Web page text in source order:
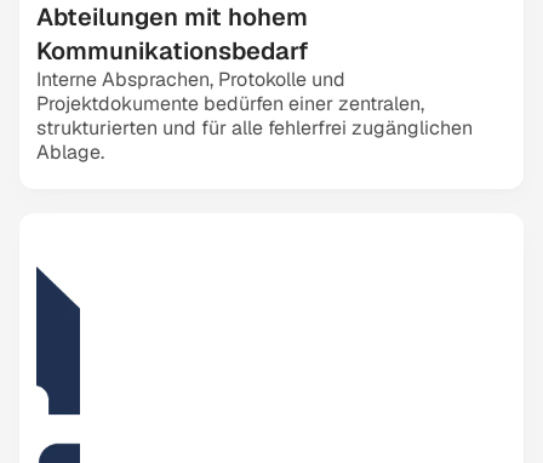
Abteilungen mit hohem
Kommunikationsbedarf
Interne Absprachen, Protokolle und
Projektdokumente bedürfen einer zentralen,
strukturierten und für alle fehlerfrei zugänglichen
Ablage.